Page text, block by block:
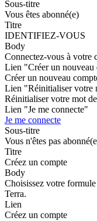
Sous-titre
Vous êtes abonné(e)
Titre
IDENTIFIEZ-VOUS
Body
Connectez-vous à votre
Lien "Créer un nouveau
Créer un nouveau
Lien "Réinitialiser votre
Réinitialiser votre mot
Lien "Je me connecte"
Je me connecte
Sous-titre
Vous n'êtes pas
Titre
Créez un compte
Body
Choisissez votre
Terra.
Lien
Créez un compte